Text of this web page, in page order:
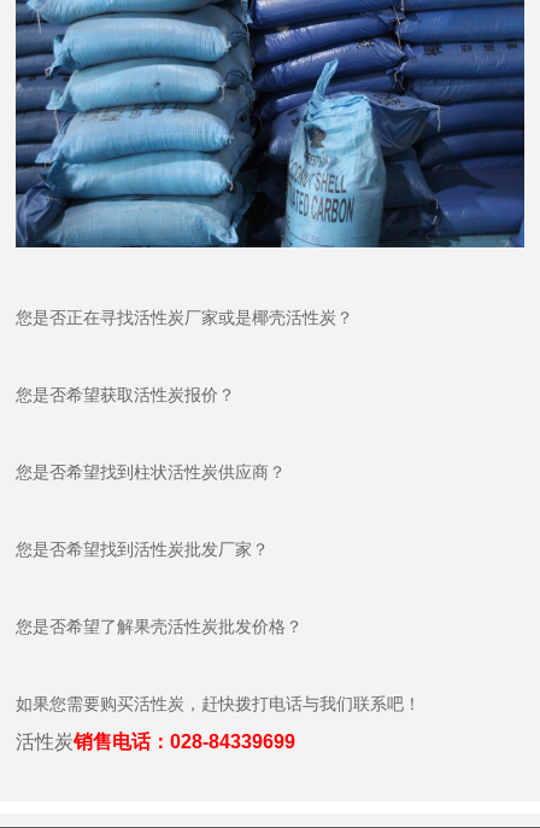
您是否正在寻找活性炭厂家或是椰壳活性炭？
您是否希望获取活性炭报价？
您是否希望找到柱状活性炭供应商？
您是否希望找到活性炭批发厂家？
您是否希望了解果壳活性炭批发价格？
如果您需要购买活性炭，赶快拨打电话与我们联系吧！
活性炭销售电话：028-84339699